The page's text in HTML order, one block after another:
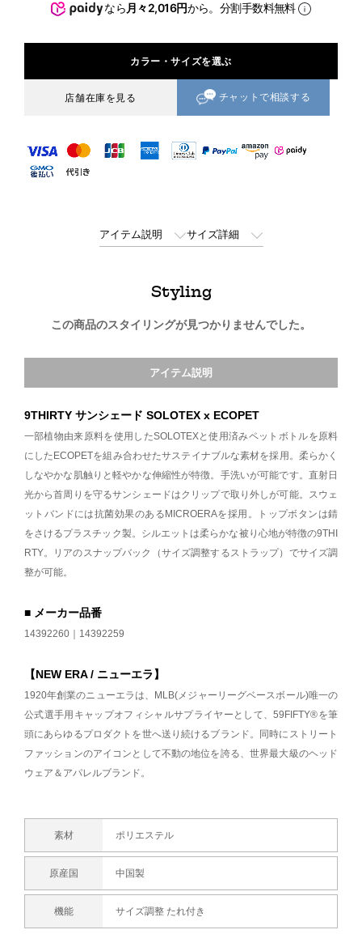
なら月々2,016円から。分割手数料無料
カラー・サイズを選ぶ
店舗在庫を見る チャットで相談する
アイテム説明 サイズ詳細
Styling
この商品のスタイリングが見つかりませんでした。
アイテム説明
9THIRTY サンシェード SOLOTEX x ECOPET
一部植物由来原料を使用したSOLOTEXと使用済みペットボトルを原料
にしたECOPETを組み合わせたサステイナブルな素材を採用。柔らかく
しなやかな肌触りと軽やかな伸縮性が特徴。手洗いが可能です。直射日
光から首周りを守るサンシェードはクリップで取り外しが可能。スウェ
ットバンドには抗菌効果のあるMICROERAを採用。トップボタンは錆
をさけるプラスチック製。シルエットは柔らかな被り心地が特徴の9THI
RTY。リアのスナップバック（サイズ調整するストラップ）でサイズ調
整が可能。
■ メーカー品番
14392260｜14392259
【NEW ERA / ニューエラ】
1920年創業のニューエラは、MLB(メジャーリーグベースボール)唯一の
公式選手用キャップオフィシャルサプライヤーとして、59FIFTY®を筆
頭にあらゆるプロダクトを世へ送り続けるブランド。同時にストリート
ファッションのアイコンとして不動の地位を誇る、世界最大級のヘッド
ウェア＆アパレルブランド。
素材 ポリエステル
原産国 中国製
機能 サイズ調整 たれ付き